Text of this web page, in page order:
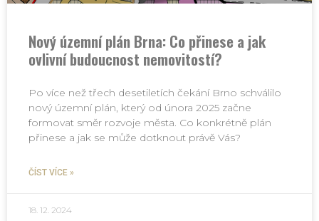
Nový územní plán Brna: Co přinese a jak
ovlivní budoucnost nemovitostí?
Po více než třech desetiletích čekání Brno schválilo
nový územní plán, který od února 2025 začne
formovat směr rozvoje města. Co konkrétně plán
přinese a jak se může dotknout právě Vás?
ČÍST VÍCE »
18. 12. 2024